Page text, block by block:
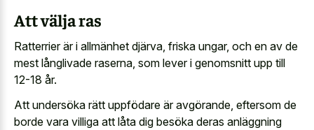
Att välja ras
Ratterrier är i allmänhet djärva, friska ungar, och en av de
mest långlivade raserna, som lever i genomsnitt upp till
12-18 år.
Att undersöka rätt uppfödare är avgörande, eftersom de
borde vara villiga att låta dig besöka deras anläggning